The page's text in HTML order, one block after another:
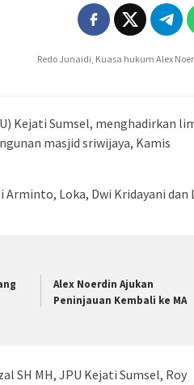
Redo Junaidi, Kuasa hukum Alex
Kejati Sumsel, menghadirkan
masjid sriwijaya, Kamis
Arminto, Loka, Dwi Kridayani dan
Alex Noerdin Ajukan
Peninjauan Kembali ke MA
SH MH, JPU Kejati Sumsel, Roy